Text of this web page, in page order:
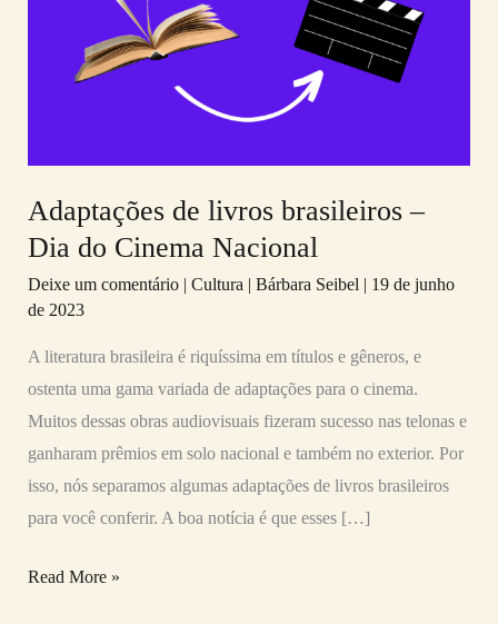
Adaptações de livros brasileiros –
Dia do Cinema Nacional
Deixe um comentário | Cultura | Bárbara Seibel | 19 de junho
de 2023
A literatura brasileira é riquíssima em títulos e gêneros, e
ostenta uma gama variada de adaptações para o cinema.
Muitos dessas obras audiovisuais fizeram sucesso nas telonas e
ganharam prêmios em solo nacional e também no exterior. Por
isso, nós separamos algumas adaptações de livros brasileiros
para você conferir. A boa notícia é que esses […]
Read More »